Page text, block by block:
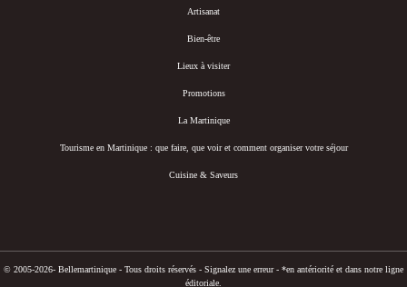
Artisanat
Bien-être
Lieux à visiter
Promotions
La Martinique
Tourisme en Martinique : que faire, que voir et comment organiser votre séjour
Cuisine & Saveurs
© 2005-2026- Bellemartinique - Tous droits réservés - Signalez une erreur - *en antériorité et dans notre ligne
éditoriale.